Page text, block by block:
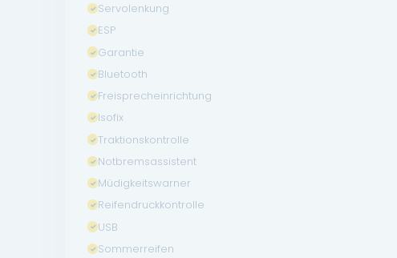
Servolenkung
ESP
Garantie
Bluetooth
Freisprecheinrichtung
Isofix
Traktionskontrolle
Notbremsassistent
Müdigkeitswarner
Reifendruckkontrolle
USB
Sommerreifen